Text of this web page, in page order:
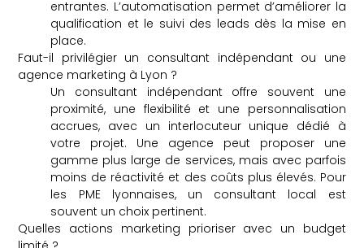
entrantes. L’automatisation permet d’améliorer la
qualification et le suivi des leads dès la mise en
place.
Faut-il privilégier un consultant indépendant ou une
agence marketing à Lyon ?
Un consultant indépendant offre souvent une
proximité, une flexibilité et une personnalisation
accrues, avec un interlocuteur unique dédié à
votre projet. Une agence peut proposer une
gamme plus large de services, mais avec parfois
moins de réactivité et des coûts plus élevés. Pour
les PME lyonnaises, un consultant local est
souvent un choix pertinent.
Quelles actions marketing prioriser avec un budget